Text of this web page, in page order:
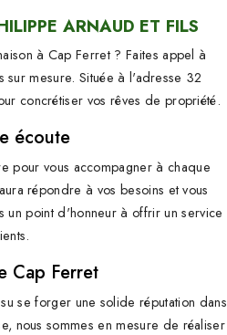
ARNAUD ET FILS
à Cap Ferret ? Faites appel à
mesure. Située à l'adresse 32
concrétiser vos rêves de propriété.
écoute
pour vous accompagner à chaque
répondre à vos besoins et vous
un point d'honneur à offrir un service
Cap Ferret
se forger une solide réputation dans
nous sommes en mesure de réaliser